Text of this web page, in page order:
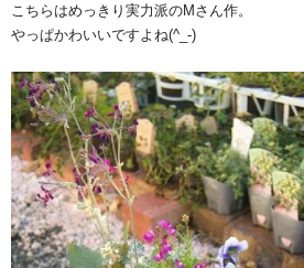
こちらはめっきり実力派のMさん作。
やっぱかわいいですよね(^_-)